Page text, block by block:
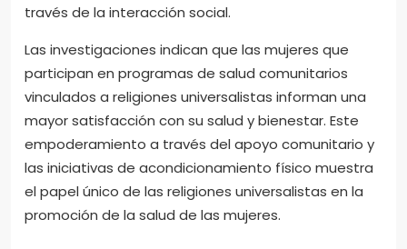
través de la interacción social.
Las investigaciones indican que las mujeres que
participan en programas de salud comunitarios
vinculados a religiones universalistas informan una
mayor satisfacción con su salud y bienestar. Este
empoderamiento a través del apoyo comunitario y
las iniciativas de acondicionamiento físico muestra
el papel único de las religiones universalistas en la
promoción de la salud de las mujeres.